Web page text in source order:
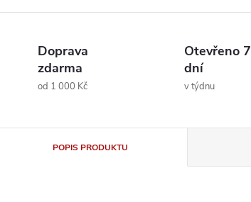
Doprava
zdarma
od 1 000 Kč
Otevřeno 7
dní
v týdnu
POPIS PRODUKTU